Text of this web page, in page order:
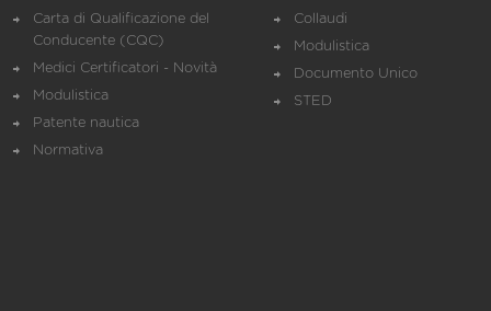
Carta di Qualificazione del
Conducente (CQC)
Medici Certificatori - Novità
Modulistica
Patente nautica
Normativa
Collaudi
Modulistica
Documento Unico
STED